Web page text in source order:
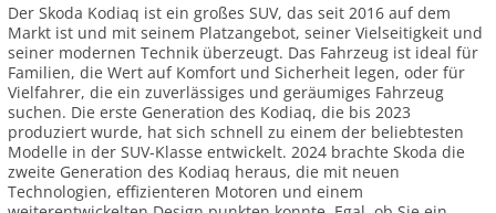
Der Skoda Kodiaq ist ein großes SUV, das seit 2016 auf dem
Markt ist und mit seinem Platzangebot, seiner Vielseitigkeit und
seiner modernen Technik überzeugt. Das Fahrzeug ist ideal für
Familien, die Wert auf Komfort und Sicherheit legen, oder für
Vielfahrer, die ein zuverlässiges und geräumiges Fahrzeug
suchen. Die erste Generation des Kodiaq, die bis 2023
produziert wurde, hat sich schnell zu einem der beliebtesten
Modelle in der SUV-Klasse entwickelt. 2024 brachte Skoda die
zweite Generation des Kodiaq heraus, die mit neuen
Technologien, effizienteren Motoren und einem